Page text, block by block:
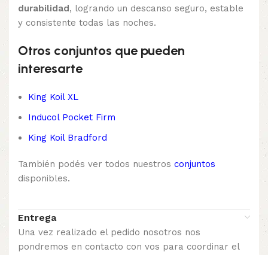
durabilidad, logrando un descanso seguro, estable
y consistente todas las noches.
Otros conjuntos que pueden
interesarte
King Koil XL
Inducol Pocket Firm
King Koil Bradford
También podés ver todos nuestros conjuntos
disponibles.
Entrega
Una vez realizado el pedido nosotros nos
pondremos en contacto con vos para coordinar el